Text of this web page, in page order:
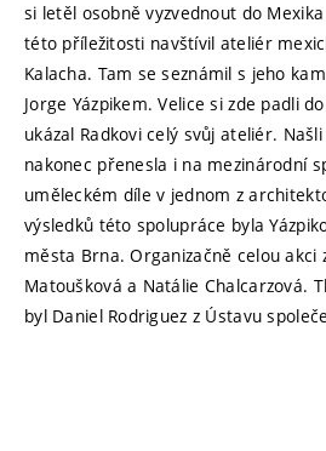
si letěl osobně vyzvednout do
této příležitosti navštívil ateliér
Kalacha. Tam se seznámil s jeho
Jorge Yázpikem. Velice si zde padli
ukázal Radkovi celý svůj ateliér.
nakonec přenesla i na mezinárodní
uměleckém díle v jednom z
výsledků této spolupráce byla
města Brna. Organizačně celou akci
Matoušková a Natálie Chalcarzová.
byl Daniel Rodriguez z Ústavu